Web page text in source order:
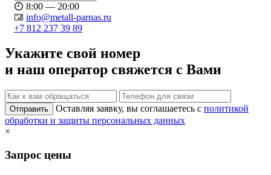
8:00 — 20:00
info@metall-parnas.ru
+7 812 237 39 89
Укажите свой номер
и наш оператор свяжется с Вами
Отправить Оставляя заявку, вы соглашаетесь с политикой
обработки и защиты персональных данных
×
Запрос цены